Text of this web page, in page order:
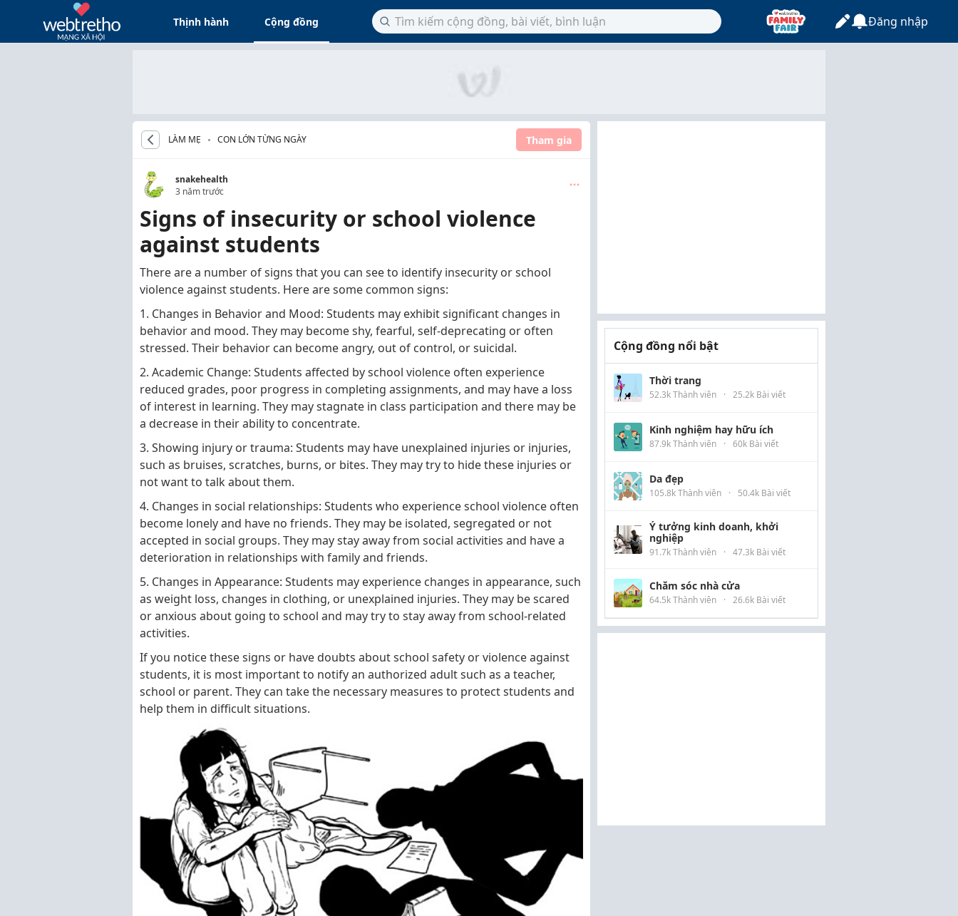
Thịnh hành Cộng đồng Đăng nhập
LÀM MẸ CON LỚN TỪNG NGÀY Tham gia
snakehealth
3 năm trước
Signs of insecurity or school violence
against students
There are a number of signs that you can see to identify insecurity or school
violence against students. Here are some common signs:
1. Changes in Behavior and Mood: Students may exhibit significant changes in
behavior and mood. They may become shy, fearful, self-deprecating or often
stressed. Their behavior can become angry, out of control, or suicidal.
2. Academic Change: Students affected by school violence often experience
reduced grades, poor progress in completing assignments, and may have a loss
of interest in learning. They may stagnate in class participation and there may be
a decrease in their ability to concentrate.
3. Showing injury or trauma: Students may have unexplained injuries or injuries,
such as bruises, scratches, burns, or bites. They may try to hide these injuries or
not want to talk about them.
4. Changes in social relationships: Students who experience school violence often
become lonely and have no friends. They may be isolated, segregated or not
accepted in social groups. They may stay away from social activities and have a
deterioration in relationships with family and friends.
5. Changes in Appearance: Students may experience changes in appearance, such
as weight loss, changes in clothing, or unexplained injuries. They may be scared
or anxious about going to school and may try to stay away from school-related
activities.
If you notice these signs or have doubts about school safety or violence against
students, it is most important to notify an authorized adult such as a teacher,
school or parent. They can take the necessary measures to protect students and
help them in difficult situations.
Cộng đồng nổi bật
Thời trang
52.3k Thành viên · 25.2k Bài viết
Kinh nghiệm hay hữu ích
87.9k Thành viên · 60k Bài viết
Da đẹp
105.8k Thành viên · 50.4k Bài viết
Ý tưởng kinh doanh, khởi
nghiệp
91.7k Thành viên · 47.3k Bài viết
Chăm sóc nhà cửa
64.5k Thành viên · 26.6k Bài viết